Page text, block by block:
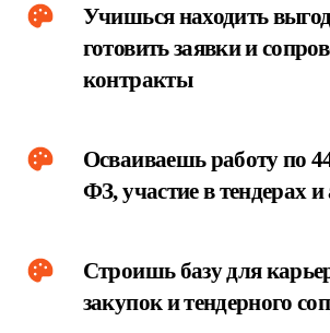
закупок и тендерного
ПРОФЕССИО
КОМПЕТЕНЦИИ:
Специалист по госзакупкам
специалист) — это профессионал,
который помогает компаниям